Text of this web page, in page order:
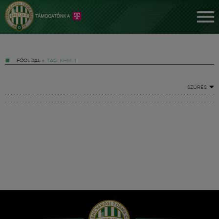
FŐOLDAL » TAG: KHM II
SZŰRÉS
Hírek